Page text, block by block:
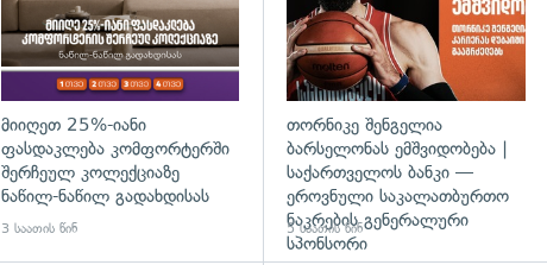
მიიღეთ 25%-იანი
ფასდაკლება კომფორტერში
შერჩეულ კოლექციაზე
ნაწილ-ნაწილ გადახდისას
3 საათის წინ
თორნიკე შენგელია
ბარსელონას ემშვიდობება |
საქართველოს ბანკი —
ეროვნული საკალათბურთო
ნაკრების გენერალური
სპონსორი
5 საათის წინ